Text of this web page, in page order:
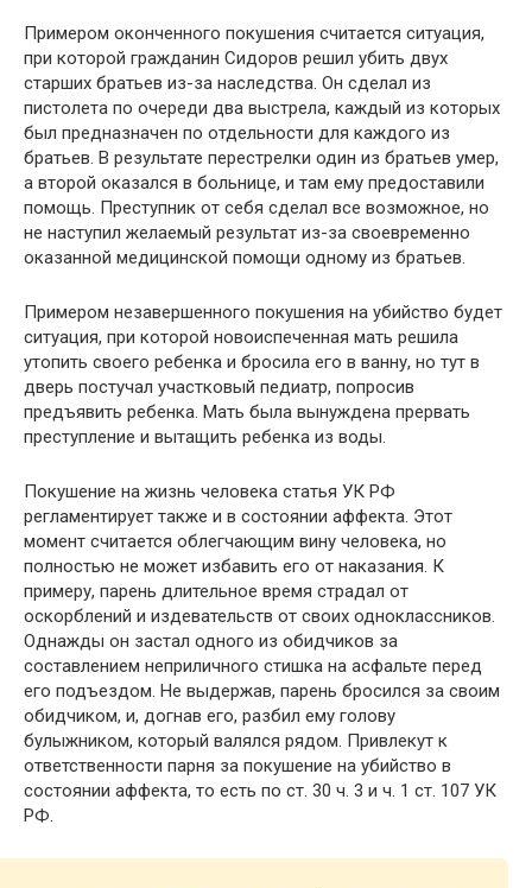
Примером оконченного покушения считается ситуация,
при которой гражданин Сидоров решил убить двух
старших братьев из-за наследства. Он сделал из
пистолета по очереди два выстрела, каждый из которых
был предназначен по отдельности для каждого из
братьев. В результате перестрелки один из братьев умер,
а второй оказался в больнице, и там ему предоставили
помощь. Преступник от себя сделал все возможное, но
не наступил желаемый результат из-за своевременно
оказанной медицинской помощи одному из братьев.
Примером незавершенного покушения на убийство будет
ситуация, при которой новоиспеченная мать решила
утопить своего ребенка и бросила его в ванну, но тут в
дверь постучал участковый педиатр, попросив
предъявить ребенка. Мать была вынуждена прервать
преступление и вытащить ребенка из воды.
Покушение на жизнь человека статья УК РФ
регламентирует также и в состоянии аффекта. Этот
момент считается облегчающим вину человека, но
полностью не может избавить его от наказания. К
примеру, парень длительное время страдал от
оскорблений и издевательств от своих одноклассников.
Однажды он застал одного из обидчиков за
составлением неприличного стишка на асфальте перед
его подъездом. Не выдержав, парень бросился за своим
обидчиком, и, догнав его, разбил ему голову
булыжником, который валялся рядом. Привлекут к
ответственности парня за покушение на убийство в
состоянии аффекта, то есть по ст. 30 ч. 3 и ч. 1 ст. 107 УК
РФ.